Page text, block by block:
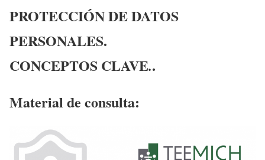
PROTECCIÓN DE DATOS
PERSONALES.
CONCEPTOS CLAVE..
Material de consulta: